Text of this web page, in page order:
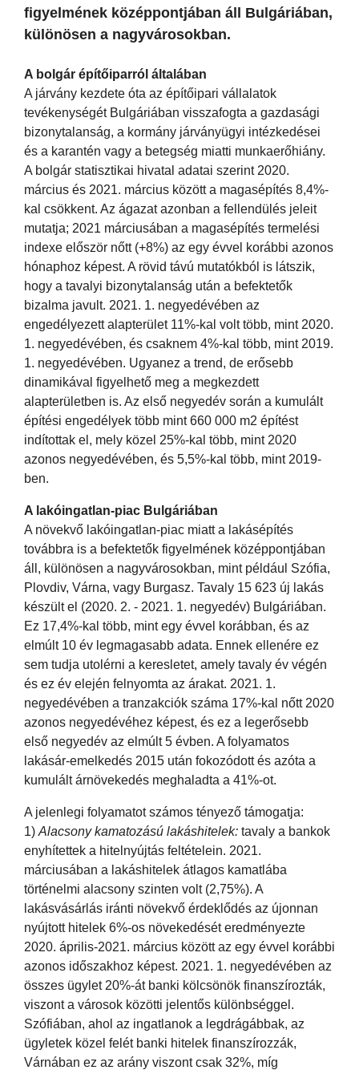
figyelmének középpontjában áll Bulgáriában,
különösen a nagyvárosokban.
A bolgár építőiparról általában
A járvány kezdete óta az építőipari vállalatok
tevékenységét Bulgáriában visszafogta a gazdasági
bizonytalanság, a kormány járványügyi intézkedései
és a karantén vagy a betegség miatti munkaerőhiány.
A bolgár statisztikai hivatal adatai szerint 2020.
március és 2021. március között a magasépítés 8,4%-
kal csökkent. Az ágazat azonban a fellendülés jeleit
mutatja; 2021 márciusában a magasépítés termelési
indexe először nőtt (+8%) az egy évvel korábbi azonos
hónaphoz képest. A rövid távú mutatókból is látszik,
hogy a tavalyi bizonytalanság után a befektetők
bizalma javult. 2021. 1. negyedévében az
engedélyezett alapterület 11%-kal volt több, mint 2020.
1. negyedévében, és csaknem 4%-kal több, mint 2019.
1. negyedévében. Ugyanez a trend, de erősebb
dinamikával figyelhető meg a megkezdett
alapterületben is. Az első negyedév során a kumulált
építési engedélyek több mint 660 000 m2 építést
indítottak el, mely közel 25%-kal több, mint 2020
azonos negyedévében, és 5,5%-kal több, mint 2019-
ben.
A lakóingatlan-piac Bulgáriában
A növekvő lakóingatlan-piac miatt a lakásépítés
továbbra is a befektetők figyelmének középpontjában
áll, különösen a nagyvárosokban, mint például Szófia,
Plovdiv, Várna, vagy Burgasz. Tavaly 15 623 új lakás
készült el (2020. 2. - 2021. 1. negyedév) Bulgáriában.
Ez 17,4%-kal több, mint egy évvel korábban, és az
elmúlt 10 év legmagasabb adata. Ennek ellenére ez
sem tudja utolérni a keresletet, amely tavaly év végén
és ez év elején felnyomta az árakat. 2021. 1.
negyedévében a tranzakciók száma 17%-kal nőtt 2020
azonos negyedévéhez képest, és ez a legerősebb
első negyedév az elmúlt 5 évben. A folyamatos
lakásár-emelkedés 2015 után fokozódott és azóta a
kumulált árnövekedés meghaladta a 41%-ot.
A jelenlegi folyamatot számos tényező támogatja:
1) Alacsony kamatozású lakáshitelek: tavaly a bankok
enyhítettek a hitelnyújtás feltételein. 2021.
márciusában a lakáshitelek átlagos kamatlába
történelmi alacsony szinten volt (2,75%). A
lakásvásárlás iránti növekvő érdeklődés az újonnan
nyújtott hitelek 6%-os növekedését eredményezte
2020. április-2021. március között az egy évvel korábbi
azonos időszakhoz képest. 2021. 1. negyedévében az
összes ügylet 20%-át banki kölcsönök finanszírozták,
viszont a városok közötti jelentős különbséggel.
Szófiában, ahol az ingatlanok a legdrágábbak, az
ügyletek közel felét banki hitelek finanszírozzák,
Várnában ez az arány viszont csak 32%, míg